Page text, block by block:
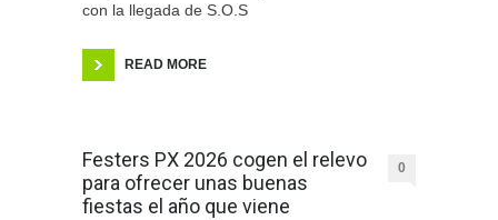
con la llegada de S.O.S
READ MORE
Festers PX 2026 cogen el relevo
para ofrecer unas buenas
fiestas el año que viene
0